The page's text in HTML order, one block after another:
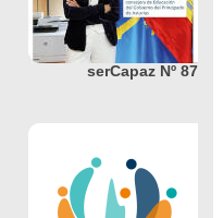
serCapaz Nº 87